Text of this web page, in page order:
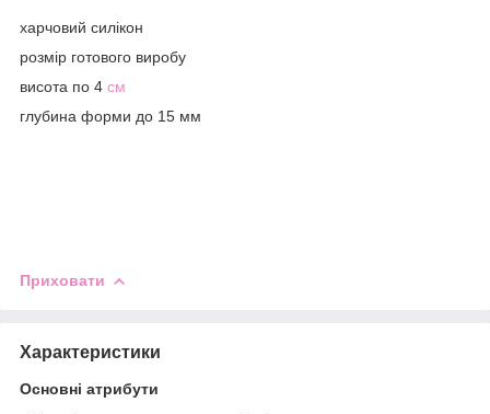
харчовий силікон
розмір готового виробу
висота по 4 см
глубина форми до 15 мм
Приховати
Характеристики
Основні атрибути